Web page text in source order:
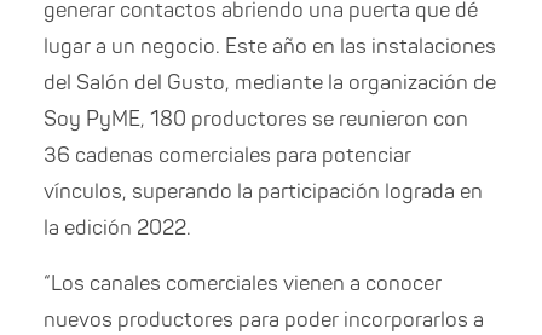
generar contactos abriendo una puerta que dé
lugar a un negocio. Este año en las instalaciones
del Salón del Gusto, mediante la organización de
Soy PyME, 180 productores se reunieron con
36 cadenas comerciales para potenciar
vínculos, superando la participación lograda en
la edición 2022.
“Los canales comerciales vienen a conocer
nuevos productores para poder incorporarlos a